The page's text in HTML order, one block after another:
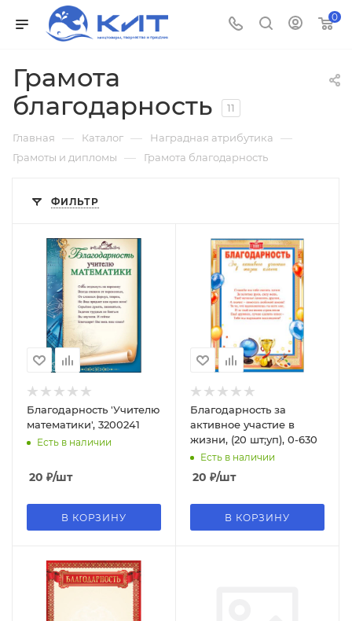
0
Грамота
благодарность
11
Главная — Каталог — Наградная атрибутика —
Грамоты и дипломы — Грамота благодарность
ФИЛЬТР
Благодарность 'Учителю
математики', 3200241
Есть в наличии
20 ₽/шт
В КОРЗИНУ
Благодарность за
активное участие в
жизни, (20 шт;уп), 0-630
Есть в наличии
20 ₽/шт
В КОРЗИНУ